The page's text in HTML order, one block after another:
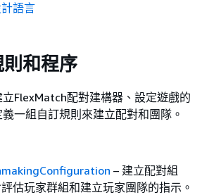
語言
和程序
FlexMatch配對建構器、設定遊戲的
一組自訂規則來建立配對和團隊。
– 建立配對組
估玩家群組和建立玩家團隊的指示。